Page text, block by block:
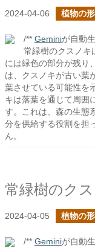
2024-04-06 植物の形
/** Geminiが自動
常緑樹のクスノキ
には緑色の部分が残り
は、クスノキが古い葉
葉させている可能性を
キは落葉を通じて周囲
す。これは、森の生態
分を供給する役割を担
ん。
常緑樹のク
2024-04-05 植物の形
/** Geminiが自動